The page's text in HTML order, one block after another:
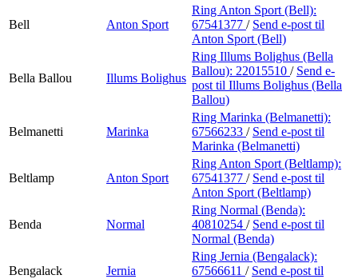
Bell Anton Sport
Ring Anton Sport (Bell):
67541377 / Send e-post til
Anton Sport (Bell)
Bella Ballou Illums Bolighus
Ring Illums Bolighus (Bella
Ballou): 22015510 / Send e-
post til Illums Bolighus (Bella
Ballou)
Belmanetti Marinka
Ring Marinka (Belmanetti):
67566233 / Send e-post til
Marinka (Belmanetti)
Beltlamp Anton Sport
Ring Anton Sport (Beltlamp):
67541377 / Send e-post til
Anton Sport (Beltlamp)
Benda Normal
Ring Normal (Benda):
40810254 / Send e-post til
Normal (Benda)
Bengalack Jernia
Ring Jernia (Bengalack):
67566611 / Send e-post til